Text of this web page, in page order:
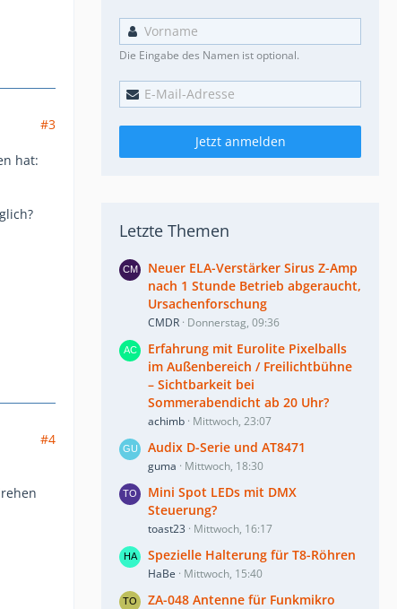
#3
hat:
#4
Die Eingabe des Namen ist optional.
Jetzt anmelden
Letzte Themen
Neuer ELA-Verstärker Sirus Z-Amp
nach 1 Stunde Betrieb abgeraucht,
Ursachenforschung
CMDR Donnerstag, 09:36
Erfahrung mit Eurolite Pixelballs
im Außenbereich / Freilichtbühne
– Sichtbarkeit bei
Sommerabendicht ab 20 Uhr?
achimb Mittwoch, 23:07
Audix D-Serie und AT8471
guma Mittwoch, 18:30
Mini Spot LEDs mit DMX
Steuerung?
toast23 Mittwoch, 16:17
Spezielle Halterung für T8-Röhren
HaBe Mittwoch, 15:40
ZA-048 Antenne für Funkmikro